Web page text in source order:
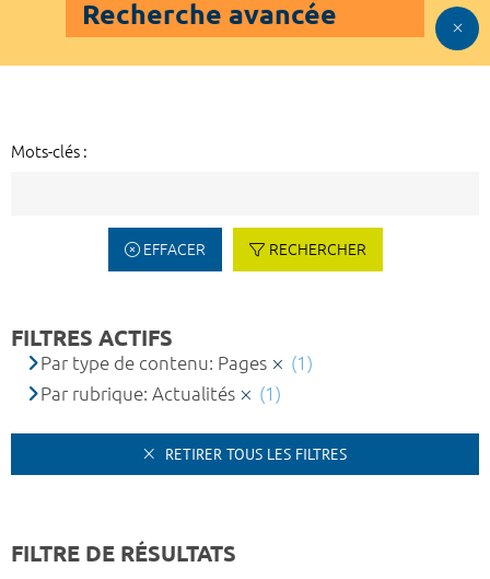
Recherche avancée
Mots-clés :
EFFACER RECHERCHER
FILTRES ACTIFS
Par type de contenu: Pages
(1)
Par rubrique: Actualités
(1)
RETIRER TOUS LES FILTRES
FILTRE DE RÉSULTATS